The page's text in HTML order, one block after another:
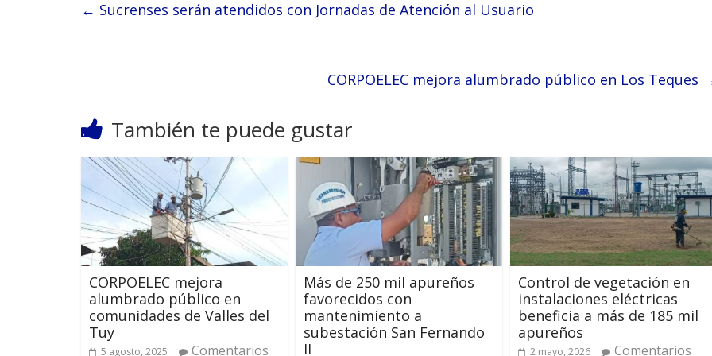
← Sucrenses serán atendidos con Jornadas de Atención al Usuario
CORPOELEC mejora alumbrado público en Los Teques
También te puede gustar
CORPOELEC mejora
alumbrado público en
comunidades de Valles del
Tuy
5 agosto, 2025 Comentarios
Más de 250 mil apureños
favorecidos con
mantenimiento a
subestación San Fernando
II
Control de vegetación en
instalaciones eléctricas
beneficia a más de 185 mil
apureños
2 mayo, 2026 Comentarios